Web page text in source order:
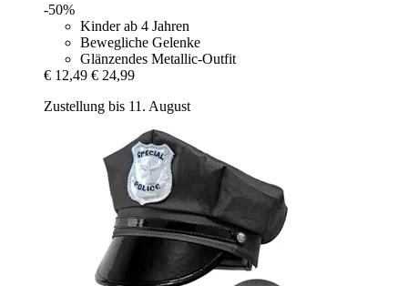
-50%
Kinder ab 4 Jahren
Bewegliche Gelenke
Glänzendes Metallic-Outfit
€ 12,49 € 24,99
Zustellung bis 11. August